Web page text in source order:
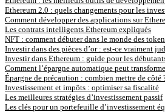
Ethereum 2.0 : quels changements pour les
Comment développer des applications sur
Les contrats intelligents Ethereum expliqués
NFT : comment débuter dans le monde des
Investir dans des pièces d’or : est-ce vraiment
Investir dans Ethereum : guide pour les
Comment l’épargne automatique peut
Épargne de précaution : combien mettre de côté
Investissement et impôts : optimiser sa fiscalité
Les meilleures stratégies d’investissement passif
Les clés pour un portefeuille d’investissement